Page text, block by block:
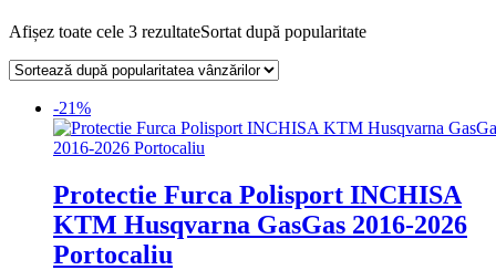
Afișez toate cele 3 rezultateSortat după popularitate
-21%
Protectie Furca Polisport INCHISA
KTM Husqvarna GasGas 2016-2026
Portocaliu